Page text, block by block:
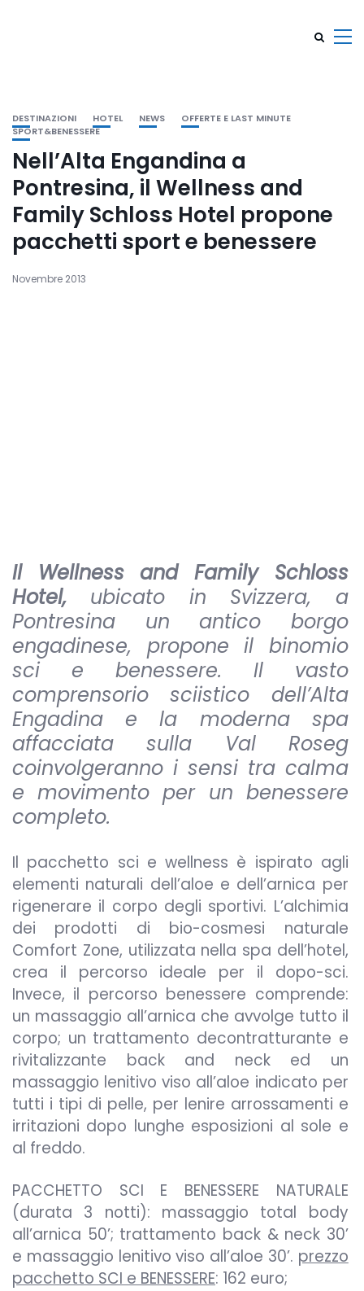
DESTINAZIONI HOTEL NEWS
OFFERTE E LAST MINUTE
SPORT&BENESSERE
Nell’Alta Engandina a
Pontresina, il Wellness and
Family Schloss Hotel propone
pacchetti sport e benessere
Novembre 2013
Il Wellness and Family Schloss
Hotel, ubicato in Svizzera, a
Pontresina un antico borgo
engadinese, propone il binomio
sci e benessere. Il vasto
comprensorio sciistico dell’Alta
Engadina e la moderna spa
affacciata sulla Val Roseg
coinvolgeranno i sensi tra calma
e movimento per un benessere
completo.
Il pacchetto sci e wellness è ispirato agli
elementi naturali dell’aloe e dell’arnica per
rigenerare il corpo degli sportivi. L’alchimia
dei prodotti di bio-cosmesi naturale
Comfort Zone, utilizzata nella spa dell’hotel,
crea il percorso ideale per il dopo-sci.
Invece, il percorso benessere comprende:
un massaggio all’arnica che avvolge tutto il
corpo; un trattamento decontratturante e
rivitalizzante back and neck ed un
massaggio lenitivo viso all’aloe indicato per
tutti i tipi di pelle, per lenire arrossamenti e
irritazioni dopo lunghe esposizioni al sole e
al freddo.
PACCHETTO SCI E BENESSERE NATURALE
(durata 3 notti): massaggio total body
all’arnica 50’; trattamento back & neck 30’
e massaggio lenitivo viso all’aloe 30’. prezzo
pacchetto SCI e BENESSERE: 162 euro;